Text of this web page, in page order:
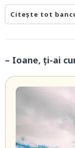
Citește tot
– Ioane, ți-ai